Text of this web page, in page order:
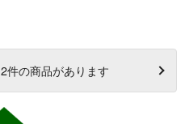
2件の商品があります